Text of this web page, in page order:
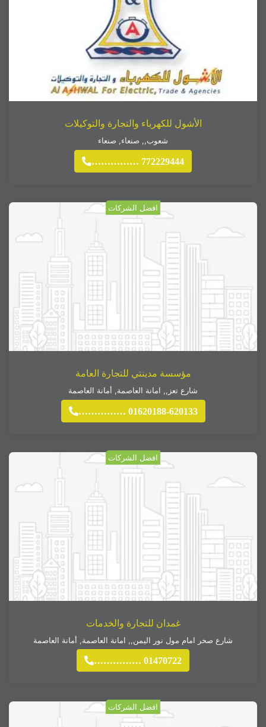
الأشول للكهرباء والتجارة والتوكيلات
شعوب,, صنعاء, صنعاء
…………… 772229444
افضل الشركات
مؤسسة مدينتي للتجارة العامة
شارع تعز,, امانة العاصمة, أمانة العاصمة
…………… 01620188-620133
افضل الشركات
غمدان للتجارة والخدمات
شارع صخر امام مول نور اليمن,, امانة العاصمة, أمانة العاصمة
…………… 01470722
افضل الشركات